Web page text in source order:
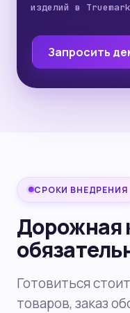
изделий в
Запросить
СРОКИ ВНЕДРЕНИЯ
Дорожная
Готовиться
товаров, заказ